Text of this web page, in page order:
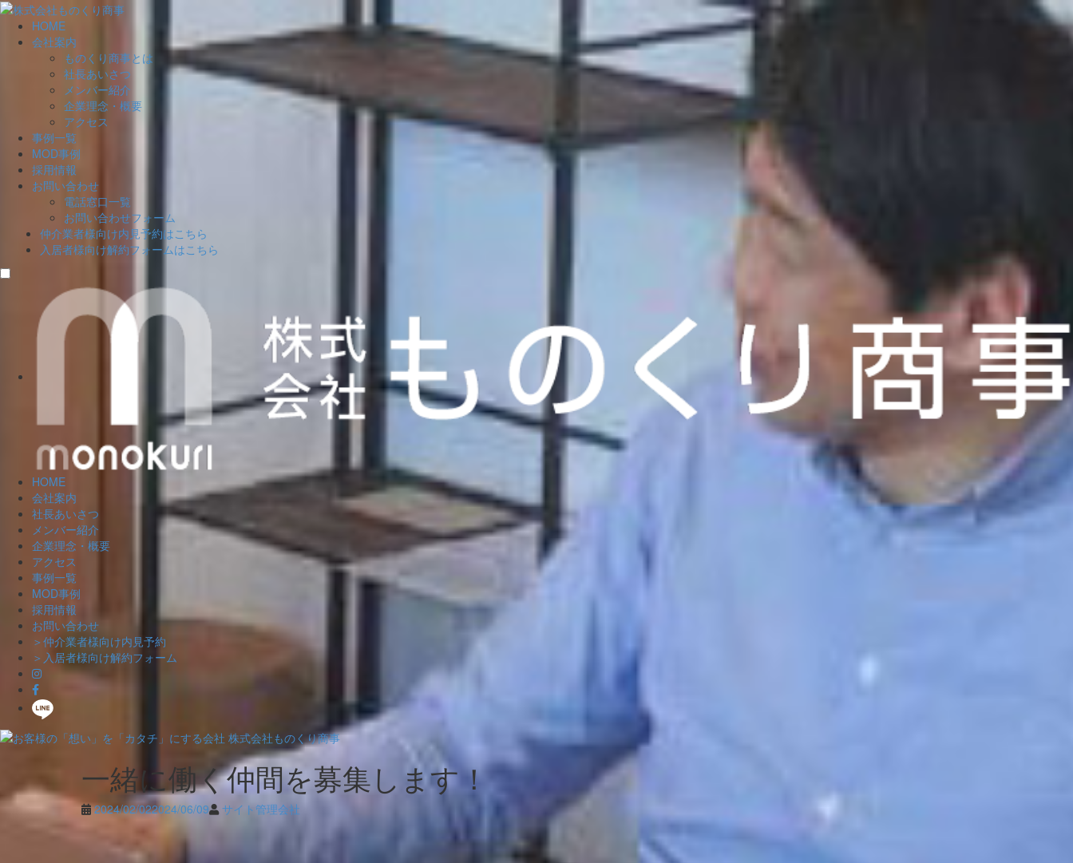
HOME
会社案内
ものくり商事とは
社長あいさつ
メンバー紹介
企業理念・概要
アクセス
事例一覧
MOD事例
採用情報
お問い合わせ
電話窓口一覧
お問い合わせフォーム
仲介業者様向け内見予約はこちら
入居者様向け解約フォームはこちら
HOME
会社案内
社長あいさつ
メンバー紹介
企業理念・概要
アクセス
事例一覧
MOD事例
採用情報
お問い合わせ
＞仲介業者様向け内見予約
＞入居者様向け解約フォーム
content
一緒に働く仲間を募集します！
2024/02/022024/06/09 サイト管理会社